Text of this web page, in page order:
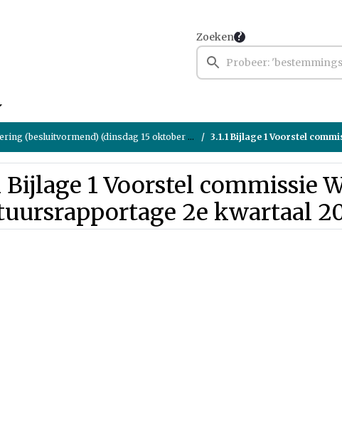
Zoeken
(besluitvormend) (dinsdag 15 oktober 2024) 3.1.1 Bijlage 1 Voorstel commissie WBO
Bijlage 1 Voorstel commissie
2e kwartaal